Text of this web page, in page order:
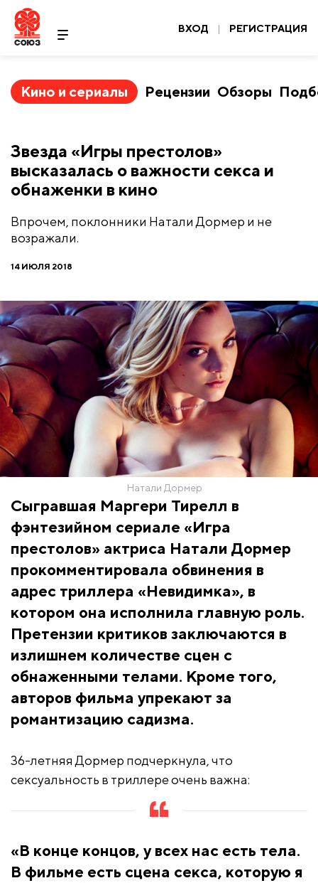
ВХОД | РЕГИСТРАЦИЯ
Кино и сериалы Рецензии Обзоры
Звезда «Игры престолов»
высказалась о важности секса и
обнаженки в кино
Впрочем, поклонники Натали Дормер и не
возражали.
14 ИЮЛЯ 2018
Натали Дормер
Сыгравшая Маргери Тирелл в
фэнтезийном сериале «Игра
престолов» актриса Натали Дормер
прокомментировала обвинения в
адрес триллера «Невидимка», в
котором она исполнила главную роль.
Претензии критиков заключаются в
излишнем количестве сцен с
обнаженными телами. Кроме того,
авторов фильма упрекают за
романтизацию садизма.
36-летняя Дормер подчеркнула, что
сексуальность в триллере очень важна:
«В конце концов, у всех нас есть тела.
В фильме есть сцена секса, которую я